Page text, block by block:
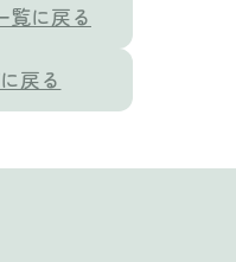
覧に戻る
戻る